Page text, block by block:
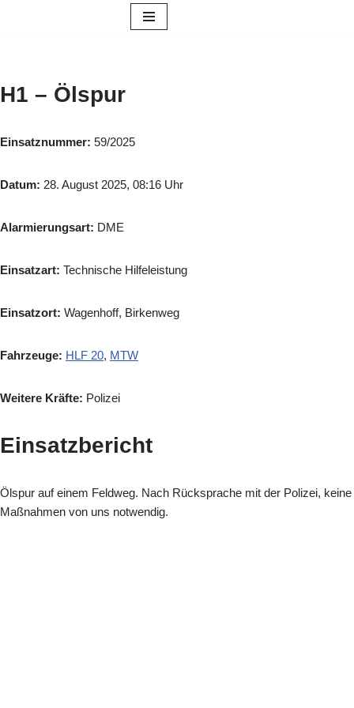
H1 – Ölspur
Einsatznummer: 59/2025
Datum: 28. August 2025, 08:16 Uhr
Alarmierungsart: DME
Einsatzart: Technische Hilfeleistung
Einsatzort: Wagenhoff, Birkenweg
Fahrzeuge: HLF 20, MTW
Weitere Kräfte: Polizei
Einsatzbericht
Ölspur auf einem Feldweg. Nach Rücksprache mit der Polizei, keine
Maßnahmen von uns notwendig.